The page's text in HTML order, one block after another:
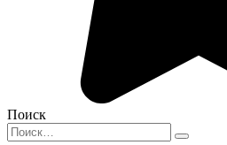
Поиск
Search